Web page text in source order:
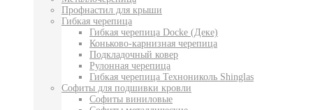
Профнастил для крыши
Гибкая черепица
Гибкая черепица Docke (Деке)
Коньково-карнизная черепица
Подкладочный ковер
Рулонная черепица
Гибкая черепица Технониколь Shinglas
Софиты для подшивки кровли
Софиты виниловые